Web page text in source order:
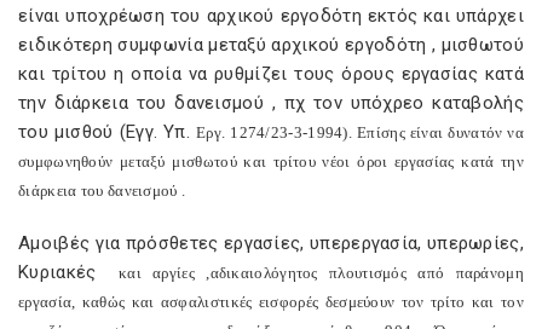
είναι υποχρέωση του αρχικού εργοδότη εκτός και υπάρχει
ειδικότερη συμφωνία μεταξύ αρχικού εργοδότη , μισθωτού
και τρίτου η οποία να ρυθμίζει τους όρους εργασίας κατά
την διάρκεια του δανεισμού , πχ τον υπόχρεο καταβολής
του μισθού (Εγγ. Υπ.Eργ. 1274/23-3-1994). Επίσης είναι δυνατόν να
συμφωνηθούν μεταξύ μισθωτού και τρίτου νέοι όροι εργασίας κατά την
διάρκεια του δανεισμού .
Αμοιβές για πρόσθετες εργασίες, υπερεργασία, υπερωρίες,
Κυριακές
και αργίες ,αδικαιολόγητος πλουτισμός από παράνομη
εργασία, καθώς και ασφαλιστικές εισφορές δεσμεύουν τον τρίτο και τον